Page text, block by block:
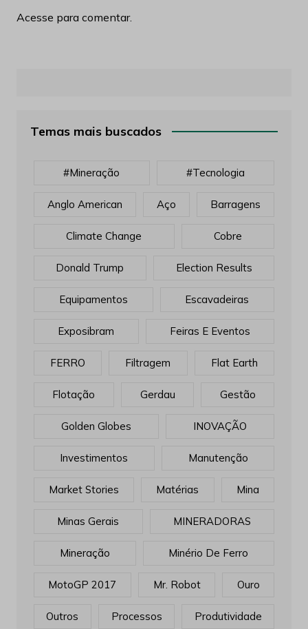
Acesse para comentar.
Temas mais buscados
#mineração #tecnologia
Anglo American Aço Barragens
Climate Change Cobre
Donald Trump Election Results
Equipamentos Escavadeiras
Exposibram Feiras E Eventos
FERRO Filtragem Flat Earth
Flotação Gerdau Gestão
Golden Globes INOVAÇÃO
Investimentos Manutenção
Market Stories Matérias Mina
Minas Gerais MINERADORAS
Mineração Minério De Ferro
MotoGP 2017 Mr. Robot Ouro
Outros Processos Produtividade